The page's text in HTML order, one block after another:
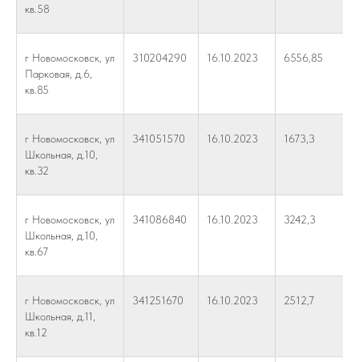
кв.58
г Новомосковск, ул
Парковая, д.6,
кв.85
310204290 16.10.2023 6556,85
г Новомосковск, ул
Школьная, д.10,
кв.32
341051570 16.10.2023 1673,3
г Новомосковск, ул
Школьная, д.10,
кв.67
341086840 16.10.2023 3242,3
г Новомосковск, ул
Школьная, д.11,
кв.12
341251670 16.10.2023 2512,7